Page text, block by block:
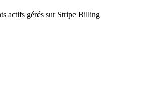
actifs gérés sur Stripe Billing